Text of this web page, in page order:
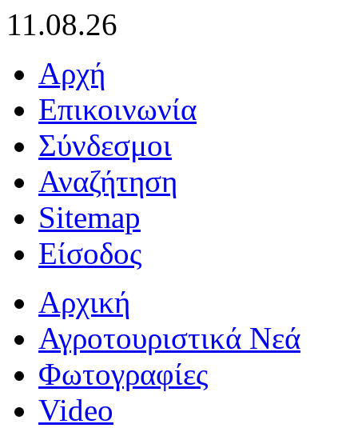
11.08.26
Αρχή
Επικοινωνία
Σύνδεσμοι
Αναζήτηση
Sitemap
Είσοδος
Αρχική
Αγροτουριστικά Νεά
Φωτογραφίες
Video